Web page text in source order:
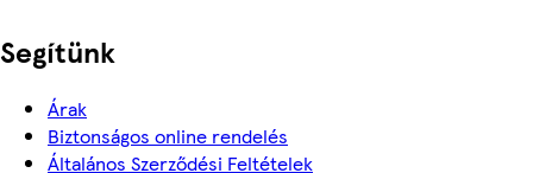
Segítünk
Árak
Biztonságos online rendelés
Általános Szerződési Feltételek